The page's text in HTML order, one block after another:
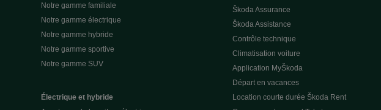
Notre gamme familiale
Notre gamme électrique
Notre gamme hybride
Notre gamme sportive
Notre gamme SUV
Électrique et hybride
Škoda Assurance
Škoda Assistance
Contrôle technique
Climatisation voiture
Application MyŠkoda
Départ en vacances
Location courte durée Škoda Rent